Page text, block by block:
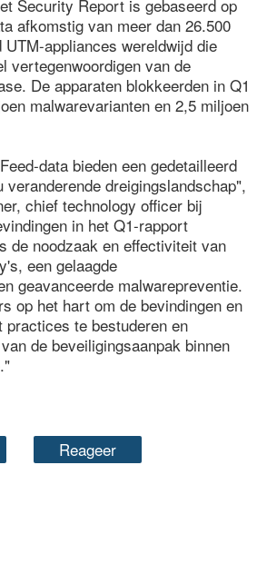
Security Report is gebaseerd op
afkomstig van meer dan 26.500
appliances wereldwijd die
vertegenwoordigen van de
De apparaten blokkeerden in Q1
malwarevarianten en 2,5 miljoen
data bieden een gedetailleerd
dreigingslandschap",
chief technology officer bij
in het Q1-rapport
de noodzaak en effectiviteit van
een gelaagde
geavanceerde malwarepreventie.
op het hart om de bevindingen en
practices te bestuderen en
de beveiligingsaanpak binnen
Reageer